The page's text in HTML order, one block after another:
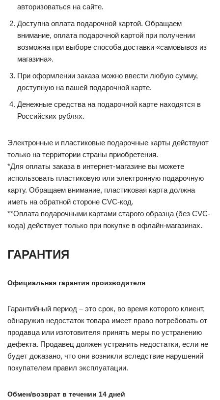
авторизоваться на сайте.
Доступна оплата подарочной картой. Обращаем
внимание, оплата подарочной картой при получении
возможна при выборе способа доставки «самовывоз из
магазина».
При оформлении заказа можно ввести любую сумму,
доступную на вашей подарочной карте.
Денежные средства на подарочной карте находятся в
Российских рублях.
Электронные и пластиковые подарочные карты действуют
только на территории страны приобретения.
*Для оплаты заказа в интернет-магазине вы можете
использовать пластиковую или электронную подарочную
карту. Обращаем внимание, пластиковая карта должна
иметь на обратной стороне CVC-код.
**Оплата подарочными картами старого образца (без CVC-
кода) действует только при покупке в офлайн-магазинах.
ГАРАНТИЯ
Официальная гарантия производителя
Гарантийный период – это срок, во время которого клиент,
обнаружив недостаток товара имеет право потребовать от
продавца или изготовителя принять меры по устранению
дефекта. Продавец должен устранить недостатки, если не
будет доказано, что они возникли вследствие нарушений
покупателем правил эксплуатации.
Обмен/возврат в течении 14 дней